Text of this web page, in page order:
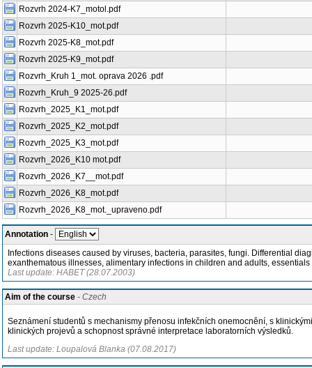
Rozvrh 2024-K7_motol.pdf
Rozvrh 2025-K10_mot.pdf
Rozvrh 2025-K8_mot.pdf
Rozvrh 2025-K9_mot.pdf
Rozvrh_Kruh 1_mot. oprava 2026 .pdf
Rozvrh_Kruh_9 2025-26.pdf
Rozvrh_2025_K1_mot.pdf
Rozvrh_2025_K2_mot.pdf
Rozvrh_2025_K3_mot.pdf
Rozvrh_2026_K10 mot.pdf
Rozvrh_2026_K7__mot.pdf
Rozvrh_2026_K8_mot.pdf
Rozvrh_2026_K8_mot._upraveno.pdf
Annotation -
Infections diseases caused by viruses, bacteria, parasites, fungi. Differential
exanthematous illnesses, alimentary infections in children and adults,
Last update: HABET (28.07.2003)
Aim of the course - Czech
Seznámení studentů s mechanismy přenosu infekčních onemocnění, s
klinických projevů a schopnost správné interpretace laboratorních výsledků.
Last update: Loupalová Blanka (07.08.2017)